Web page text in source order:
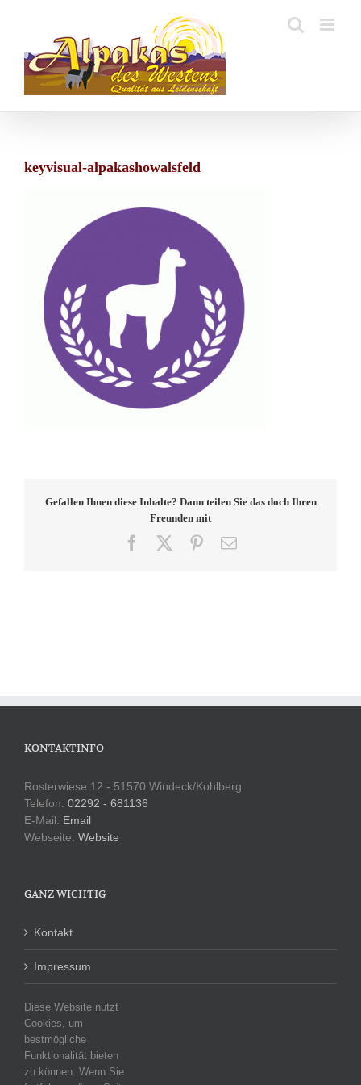
keyvisual-alpakashowalsfeld
Gefallen Ihnen diese Inhalte? Dann teilen Sie das doch Ihren
Freunden mit
Facebook Pinterest
E-
KONTAKTINFO
Rosterwiese 12 - 51570 Windeck/Kohlberg
Telefon: 02292 - 681136
E-Mail: Email
Webseite: Website
GANZ WICHTIG
Kontakt
Impressum
Datenschutzerklärung
KATEGORIEN
Diese Website nutzt
Cookies, um
bestmögliche
Funktionalität bieten
zu können. Wenn Sie